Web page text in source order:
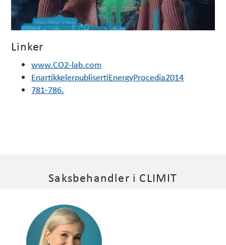
Linker
www.CO2-lab.com
EnartikkelerpublisertiEnergyProcedia2014
781-786.
Saksbehandler i CLIMIT